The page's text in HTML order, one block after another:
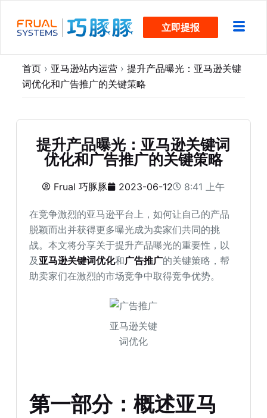
过
立即提报
首页 › 亚马逊站内运营 › 提升产品曝光：亚马逊关键
词优化和广告推广的关键策略
提升产品曝光：亚马逊关键词
优化和广告推广的关键策略
Frual 巧豚豚 2023-06-12 8:41 上午
在竞争激烈的亚马逊平台上，如何让自己的产品
脱颖而出并获得更多曝光成为卖家们共同的挑
战。本文将分享关于提升产品曝光的重要性，以
及亚马逊关键词优化和广告推广的关键策略，帮
助卖家们在激烈的市场竞争中取得竞争优势。
亚马逊关键
词优化
第一部分：概述亚马